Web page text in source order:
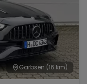
Dodge
Garbsen (16 km)